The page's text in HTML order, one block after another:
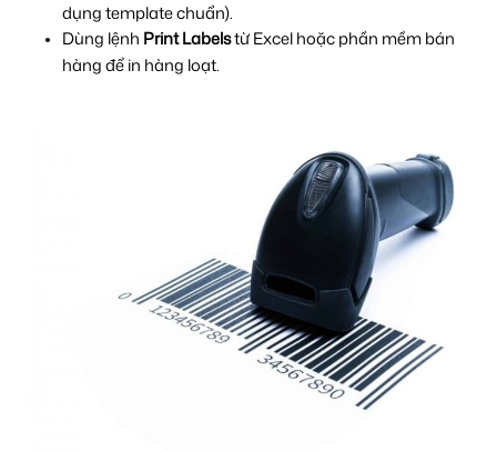
dụng template chuẩn).
Dùng lệnh Print Labels từ Excel hoặc phần mềm bán
hàng để in hàng loạt.